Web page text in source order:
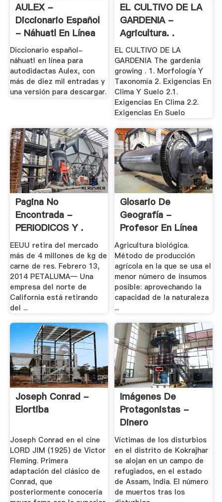
AULEX -
Diccionario Español
- Náhuatl En Línea
Diccionario español-
náhuatl en línea para
autodidactas Aulex, con
más de diez mil entradas y
una versión para descargar.
EL CULTIVO DE LA
GARDENIA -
Agricultura. .
EL CULTIVO DE LA
GARDENIA The gardenia
growing . 1. Morfología Y
Taxonomía 2. Exigencias En
Clima Y Suelo 2.1.
Exigencias En Clima 2.2.
Exigencias En Suelo
Pagina No
Encontrada -
PERIODICOS Y .
EEUU retira del mercado
más de 4 millones de kg de
carne de res. Febrero 13,
2014 PETALUMA— Una
empresa del norte de
California está retirando
del ...
Glosario De
Geografía -
Profesor En Línea
Agricultura biológica.
Método de producción
agrícola en la que se usa el
menor número de insumos
posible: aprovechando la
capacidad de la naturaleza
...
Joseph Conrad -
Elortiba
Joseph Conrad en el cine
LORD JIM (1925) de Victor
Fleming. Primera
adaptación del clásico de
Conrad, que
posteriormente conocería
Imágenes De
Protagonistas -
Dinero
Víctimas de los disturbios
en el distrito de Kokrajhar
se alojan en un campo de
refugiados, en el estado
de Assam, India. El número
de muertos tras los